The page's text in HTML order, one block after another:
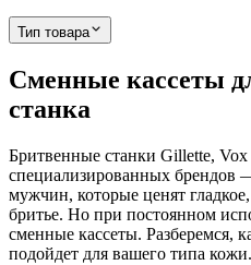
Тип товара
Сменные кассеты
станка
Бритвенные станки Gillette,
специализированных брендов
мужчин, которые ценят
бритье. Но при постоянном
сменные кассеты. Разберемся,
подойдет для вашего типа кожи.